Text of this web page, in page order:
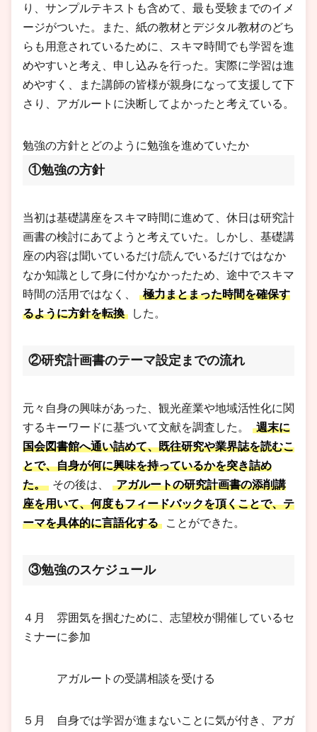
り、サンプルテキストも含めて、最も受験までのイメ
ージがついた。また、紙の教材とデジタル教材のどち
らも用意されているために、スキマ時間でも学習を進
めやすいと考え、申し込みを行った。実際に学習は進
めやすく、また講師の皆様が親身になって支援して下
さり、アガルートに決断してよかったと考えている。
勉強の方針とどのように勉強を進めていたか
①勉強の方針
当初は基礎講座をスキマ時間に進めて、休日は研究計
画書の検討にあてようと考えていた。しかし、基礎講
座の内容は聞いているだけ/読んでいるだけではなか
なか知識として身に付かなかったため、途中でスキマ
時間の活用ではなく、
極力まとまった時間を確保す
るように方針を転換
した。
②研究計画書のテーマ設定までの流れ
元々自身の興味があった、観光産業や地域活性化に関
するキーワードに基づいて文献を調査した。
週末に
国会図書館へ通い詰めて、既往研究や業界誌を読むこ
とで、自身が何に興味を持っているかを突き詰め
た。
その後は、
アガルートの研究計画書の添削講
座を用いて、何度もフィードバックを頂くことで、テ
ーマを具体的に言語化する
ことができた。
③勉強のスケジュール
４月 雰囲気を掴むために、志望校が開催しているセ
ミナーに参加
アガルートの受講相談を受ける
５月 自身では学習が進まないことに気が付き、アガ